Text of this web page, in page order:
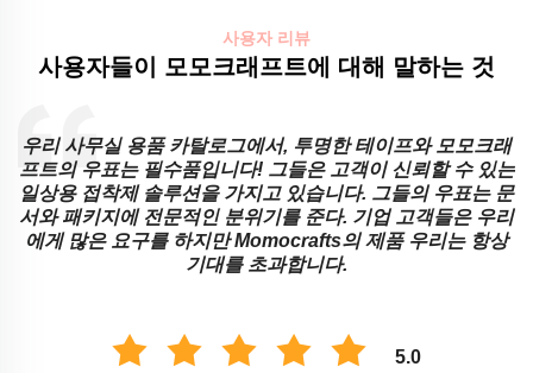
사용자 리뷰
사용자들이 모모크래프트에 대해 말하는 것
우리 사무실 용품 카탈로그에서, 투명한 테이프와 모모크래
프트의 우표는 필수품입니다! 그들은 고객이 신뢰할 수 있는
일상용 접착제 솔루션을 가지고 있습니다. 그들의 우표는 문
서와 패키지에 전문적인 분위기를 준다. 기업 고객들은 우리
에게 많은 요구를 하지만 Momocrafts의 제품 우리는 항상
기대를 초과합니다.
5.0